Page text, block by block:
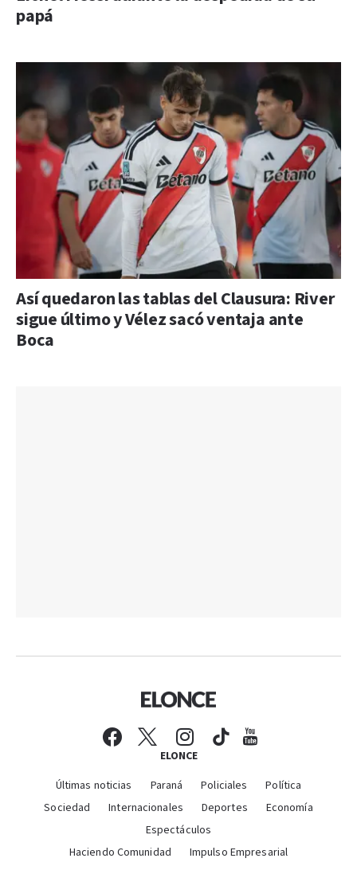
papá
Así quedaron las tablas del Clausura: River
sigue último y Vélez sacó ventaja ante
Boca
ELONCE
Últimas noticias Paraná Policiales
Política
Sociedad
Internacionales Deportes
Economía
Espectáculos
Haciendo Comunidad
Impulso Empresarial